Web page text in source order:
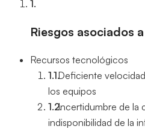
Riesgos asociados
Recursos tecnológicos
Deficiente
los equipos
Incertidumbre de la
indisponibilidad de la